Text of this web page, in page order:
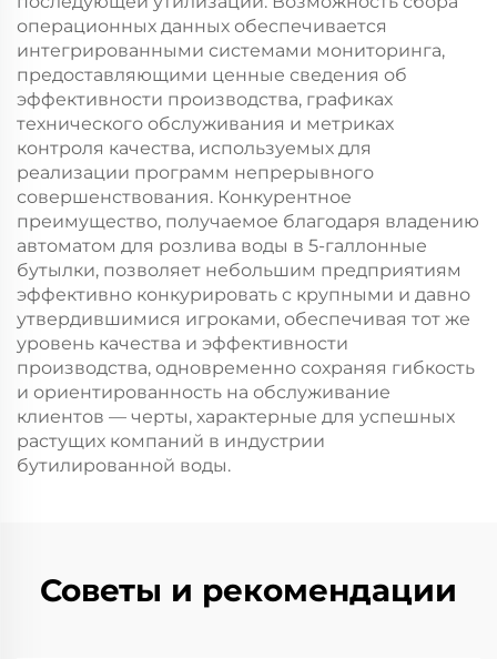
операционных данных обеспечивается
интегрированными системами мониторинга,
предоставляющими ценные сведения об
эффективности производства, графиках
технического обслуживания и метриках
контроля качества, используемых для
реализации программ непрерывного
совершенствования. Конкурентное
преимущество, получаемое благодаря владению
автоматом для розлива воды в 5-галлонные
бутылки, позволяет небольшим предприятиям
эффективно конкурировать с крупными и давно
утвердившимися игроками, обеспечивая тот же
уровень качества и эффективности
производства, одновременно сохраняя гибкость
и ориентированность на обслуживание
клиентов — черты, характерные для успешных
растущих компаний в индустрии
бутилированной воды.
Советы и рекомендации